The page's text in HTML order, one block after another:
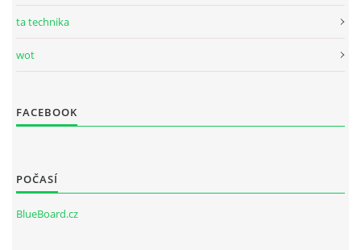
ta technika
wot
FACEBOOK
POČASÍ
BlueBoard.cz